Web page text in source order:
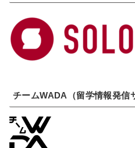
チームWADA（留学情報発信